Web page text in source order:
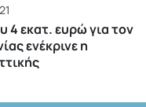
4 εκατ. ευρώ για τον
ενέκρινε η